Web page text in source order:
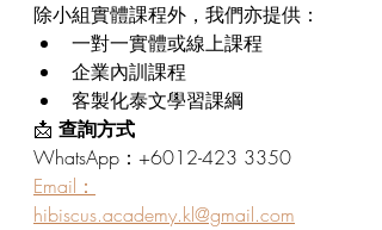
除小組實體課程外，我們亦提供：
一對一實體或線上課程
企業內訓課程
客製化泰文學習課綱
📩 查詢方式
WhatsApp：+6012-423 3350
Email：
hibiscus.academy.kl@gmail.com